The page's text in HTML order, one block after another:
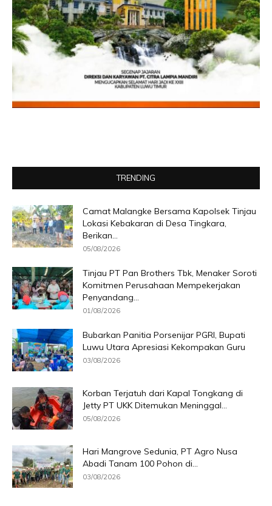
TRENDING
Camat Malangke Bersama Kapolsek Tinjau
Lokasi Kebakaran di Desa Tingkara,
Berikan...
05/08/2026
Tinjau PT Pan Brothers Tbk, Menaker Soroti
Komitmen Perusahaan Mempekerjakan
Penyandang...
01/08/2026
Bubarkan Panitia Porsenijar PGRI, Bupati
Luwu Utara Apresiasi Kekompakan Guru
03/08/2026
Korban Terjatuh dari Kapal Tongkang di
Jetty PT UKK Ditemukan Meninggal...
05/08/2026
Hari Mangrove Sedunia, PT Agro Nusa
Abadi Tanam 100 Pohon di...
03/08/2026